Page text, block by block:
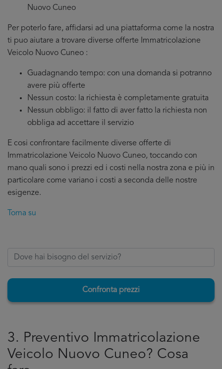
Nuovo Cuneo
Per poterlo fare, affidarsi ad una piattaforma come la nostra
ti puo aiutare a trovare diverse offerte Immatricolazione
Veicolo Nuovo Cuneo :
Guadagnando tempo: con una domanda si potranno
avere più offerte
Nessun costo: la richiesta è completamente gratuita
Nessun obbligo: il fatto di aver fatto la richiesta non
obbliga ad accettare il servizio
E cosi confrontare facilmente diverse offerte di
Immatricolazione Veicolo Nuovo Cuneo, toccando con
mano quali sono i prezzi ed i costi nella nostra zona e più in
particolare come variano i costi a seconda delle nostre
esigenze.
Torna su
Confronta prezzi
3. Preventivo Immatricolazione
Veicolo Nuovo Cuneo? Cosa